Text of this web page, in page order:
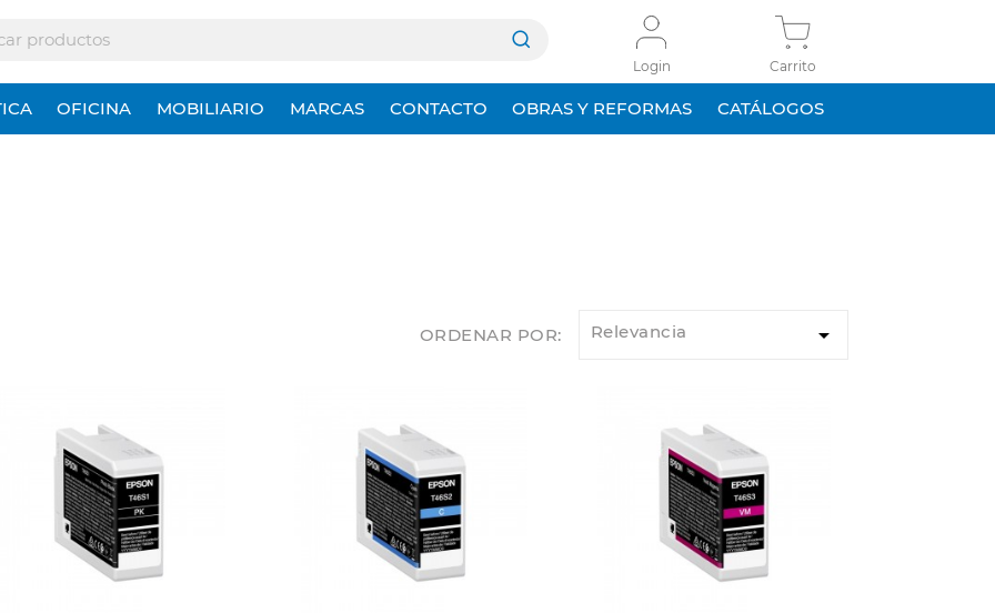
Login Carrito
OFICINA MOBILIARIO MARCAS CONTACTO OBRAS Y REFORMAS CATÁLOGOS
ORDENAR POR: Relevancia 